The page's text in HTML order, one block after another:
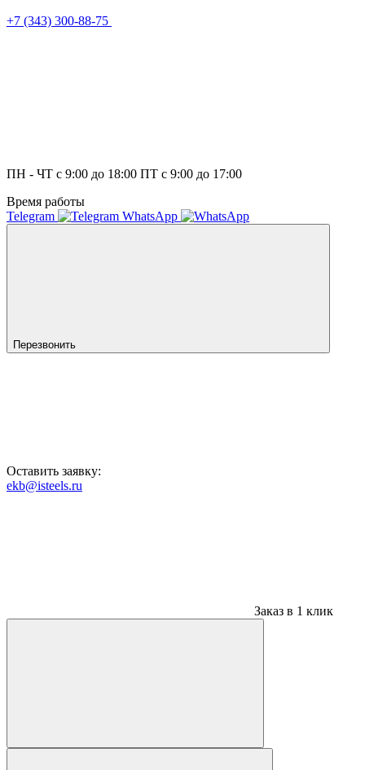
+7 (343) 300-88-75
ПН - ЧТ с 9:00 до 18:00 ПТ с 9:00 до 17:00
Время работы
Telegram
WhatsApp
Перезвонить
Оставить заявку:
ekb@isteels.ru
Заказ в 1 клик